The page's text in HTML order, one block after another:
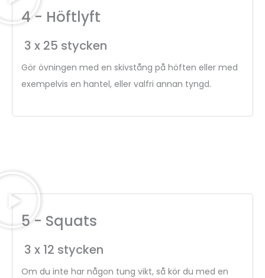
4 - Höftlyft
3 x 25 stycken
Gör övningen med en skivstång på höften eller med
exempelvis en hantel, eller valfri annan tyngd.
5 - Squats
3 x 12 stycken
Om du inte har någon tung vikt, så kör du med en